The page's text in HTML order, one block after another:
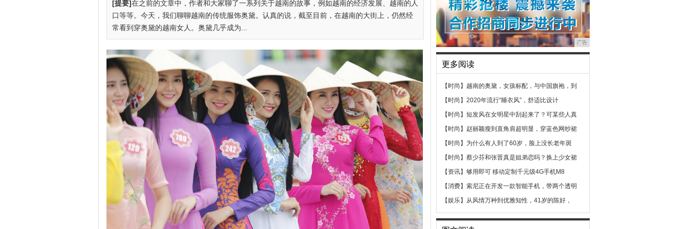
[提要]在之前的文章中，作者和大家聊了一系列关于越南的故事，例如越南的经济发展、越南的人
口等等。今天，我们聊聊越南的传统服饰奥黛。认真的说，截至目前，在越南的大街上，仍然经
常看到穿奥黛的越南女人。奥黛几乎成为...
广告
更多阅读
【时尚】 越南的奥黛，女孩标配，与中国旗袍，到
【时尚】 2020年流行“睡衣风”，舒适比设计
【时尚】 短发风在女明星中刮起来了？可某些人真
【时尚】 赵丽颖瘦到直角肩超明显，穿蓝色网纱裙
【时尚】 为什么有人到了60岁，脸上没长老年斑
【时尚】 蔡少芬和张晋真是姐弟恋吗？换上少女裙
【资讯】 够用即可 移动定制千元级4G手机M8
【消费】 索尼正在开发一款智能手机，带两个透明
【娱乐】 从风情万种到优雅知性，41岁的陈好，